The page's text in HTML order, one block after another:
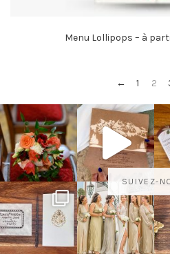
Menu Lollipops – à
← 1 2
SUIVEZ-